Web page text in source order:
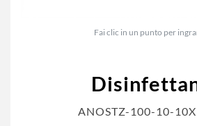
ANOSTZ-100-10-
Fai clic in un punto per